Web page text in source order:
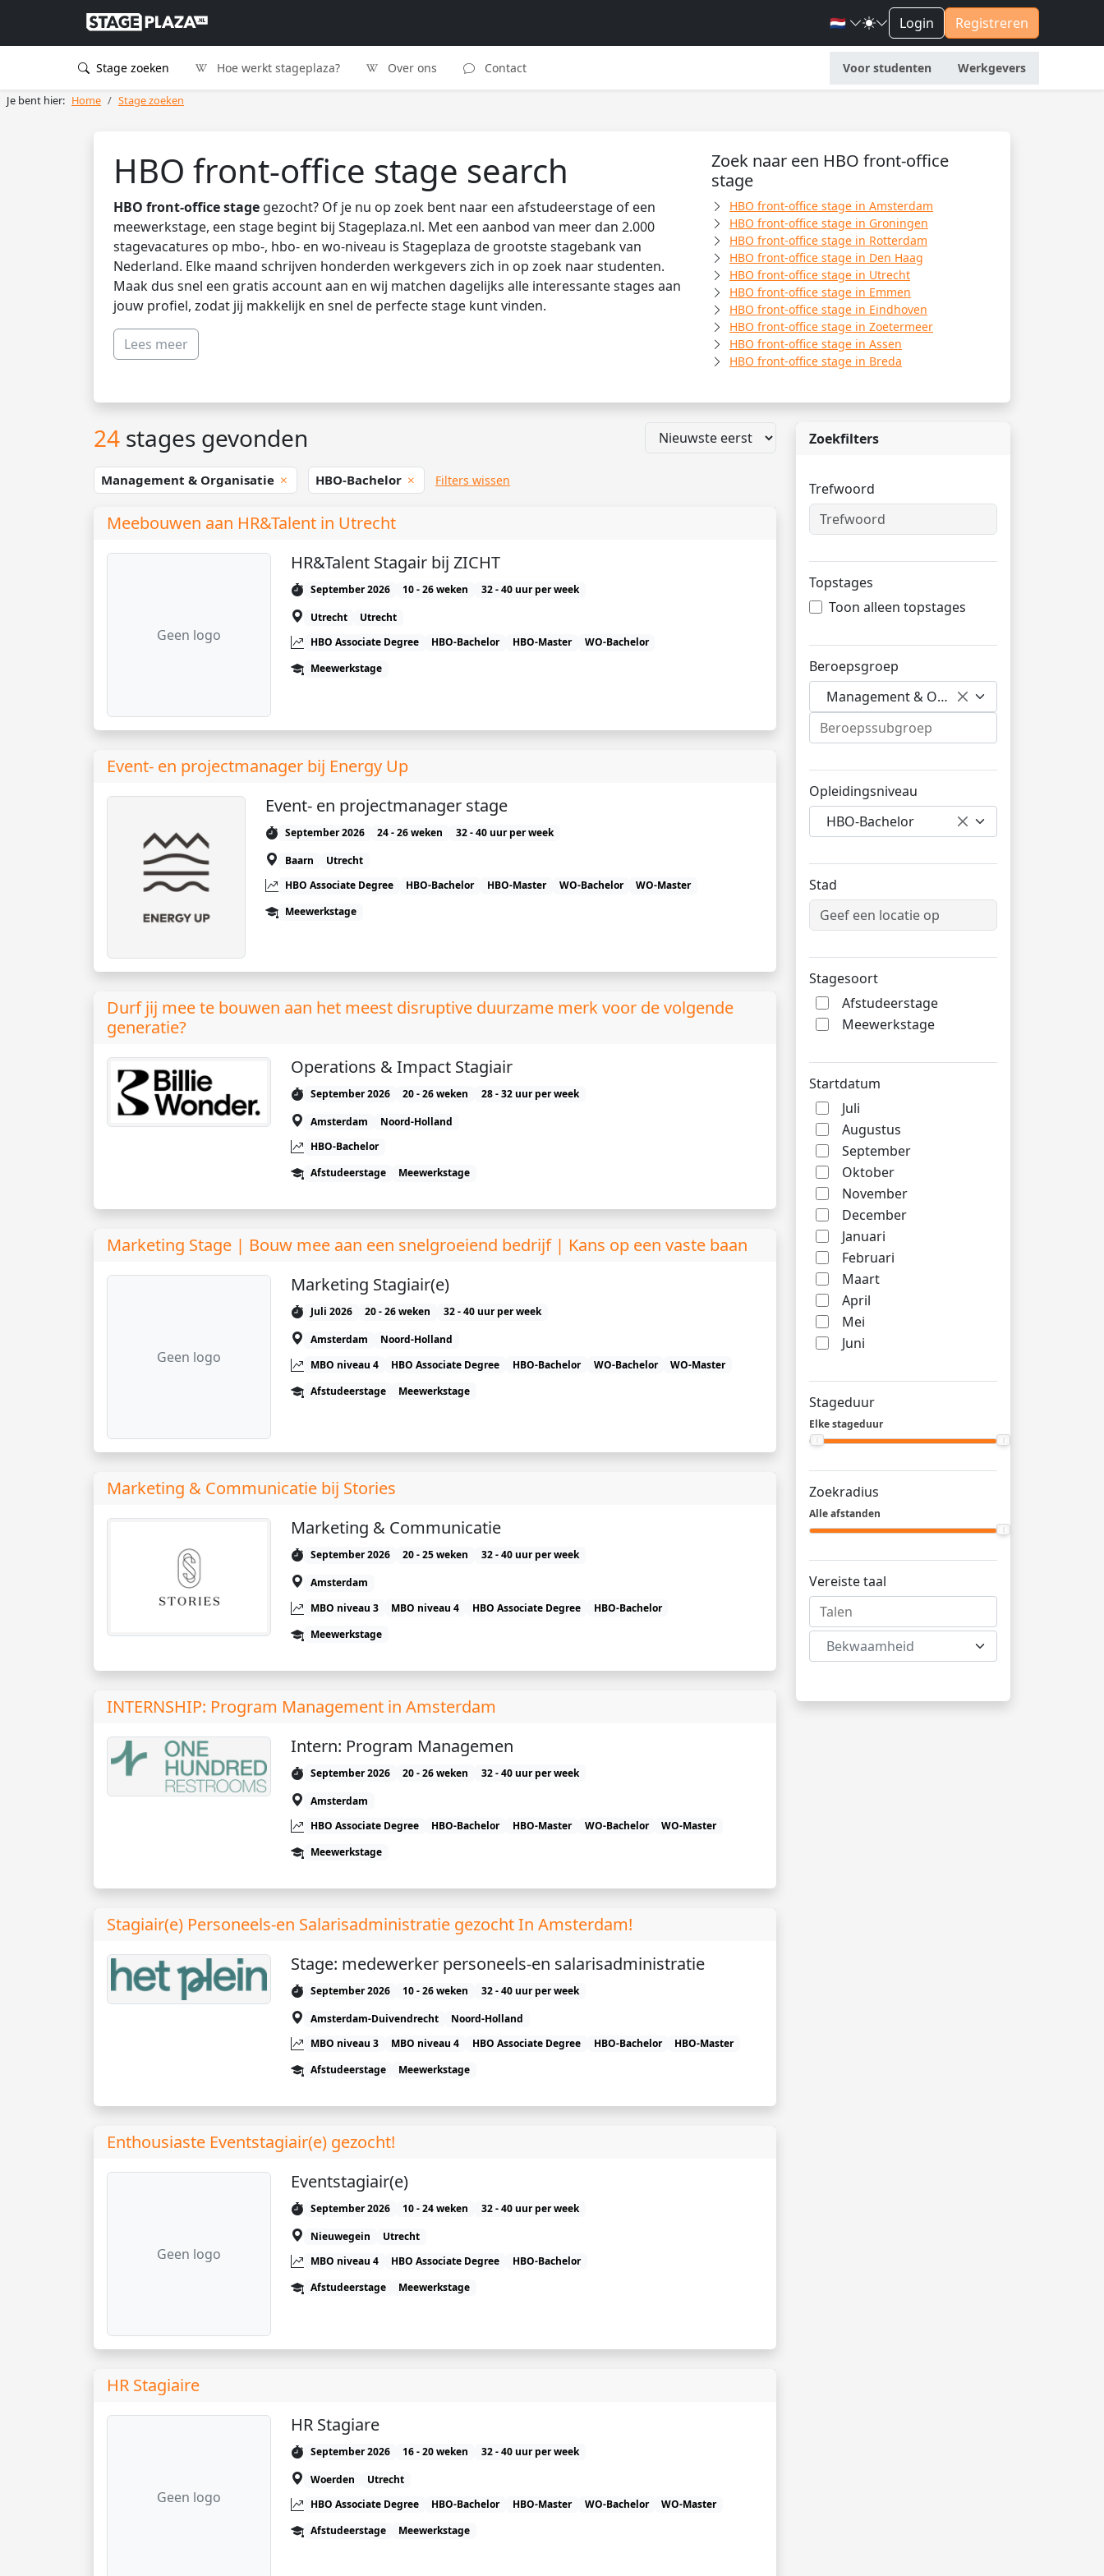
🇳🇱 Login Registreren
Stage zoeken Hoe werkt stageplaza? Over ons Contact Voor studenten Werkgevers
Je bent hier: Home Stage zoeken
HBO front-office stage search
HBO front-office stage gezocht? Of je nu op zoek bent naar een afstudeerstage of een
meewerkstage, een stage begint bij Stageplaza.nl. Met een aanbod van meer dan 2.000
stagevacatures op mbo-, hbo- en wo-niveau is Stageplaza de grootste stagebank van
Nederland. Elke maand schrijven honderden werkgevers zich in op zoek naar studenten.
Maak dus snel een gratis account aan en wij matchen dagelijks alle interessante stages aan
jouw profiel, zodat jij makkelijk en snel de perfecte stage kunt vinden.
Lees meer
Zoek naar een HBO front-office
stage
HBO front-office stage in Amsterdam
HBO front-office stage in Groningen
HBO front-office stage in Rotterdam
HBO front-office stage in Den Haag
HBO front-office stage in Utrecht
HBO front-office stage in Emmen
HBO front-office stage in Eindhoven
HBO front-office stage in Zoetermeer
HBO front-office stage in Assen
HBO front-office stage in Breda
Zoekfilters
Trefwoord
Topstages
Toon alleen topstages
Beroepsgroep
Management & Organisatie
Opleidingsniveau
HBO-Bachelor
Stad
Stagesoort
Afstudeerstage
Meewerkstage
Startdatum
Juli
Augustus
September
Oktober
November
December
Januari
Februari
Maart
April
Mei
Juni
Stageduur
Elke stageduur
Zoekradius
Alle afstanden
Vereiste taal
Bekwaamheid
24 stages gevonden
Management & Organisatie HBO-Bachelor Filters wissen
Meebouwen aan HR&Talent in Utrecht
Geen logo
HR&Talent Stagair bij ZICHT
September 2026 10 - 26 weken
32 - 40 uur per week
Utrecht
Utrecht
HBO Associate Degree
HBO-Bachelor HBO-Master
WO-Bachelor
Meewerkstage
Event- en projectmanager bij Energy Up
Event- en projectmanager stage
September 2026 24 - 26 weken
32 - 40 uur per week
Baarn
Utrecht
HBO Associate Degree
HBO-Bachelor HBO-Master WO-Bachelor
WO-Master
Meewerkstage
Durf jij mee te bouwen aan het meest disruptive duurzame merk voor de volgende
generatie?
Operations & Impact Stagiair
September 2026 20 - 26 weken
28 - 32 uur per week
Amsterdam
Noord-Holland
HBO-Bachelor
Afstudeerstage
Meewerkstage
Marketing Stage | Bouw mee aan een snelgroeiend bedrijf | Kans op een vaste baan
Geen logo
Marketing Stagiair(e)
Juli 2026 20 - 26 weken
32 - 40 uur per week
Amsterdam
Noord-Holland
MBO niveau 4
HBO Associate Degree HBO-Bachelor WO-Bachelor
WO-Master
Afstudeerstage
Meewerkstage
Marketing & Communicatie bij Stories
Marketing & Communicatie
September 2026 20 - 25 weken
32 - 40 uur per week
Amsterdam
MBO niveau 3
MBO niveau 4 HBO Associate Degree
HBO-Bachelor
Meewerkstage
INTERNSHIP: Program Management in Amsterdam
Intern: Program Managemen
September 2026 20 - 26 weken
32 - 40 uur per week
Amsterdam
HBO Associate Degree
HBO-Bachelor HBO-Master WO-Bachelor
WO-Master
Meewerkstage
Stagiair(e) Personeels-en Salarisadministratie gezocht In Amsterdam!
Stage: medewerker personeels-en salarisadministratie
September 2026 10 - 26 weken
32 - 40 uur per week
Amsterdam-Duivendrecht
Noord-Holland
MBO niveau 3
MBO niveau 4 HBO Associate Degree HBO-Bachelor
HBO-Master
Afstudeerstage
Meewerkstage
Enthousiaste Eventstagiair(e) gezocht!
Geen logo
Eventstagiair(e)
September 2026 10 - 24 weken
32 - 40 uur per week
Nieuwegein
Utrecht
MBO niveau 4
HBO Associate Degree
HBO-Bachelor
Afstudeerstage
Meewerkstage
HR Stagiaire
Geen logo
HR Stagiare
September 2026 16 - 20 weken
32 - 40 uur per week
Woerden
Utrecht
HBO Associate Degree
HBO-Bachelor HBO-Master WO-Bachelor
WO-Master
Afstudeerstage
Meewerkstage